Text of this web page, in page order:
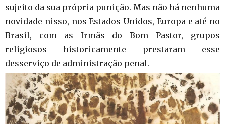
sujeito da sua própria punição. Mas não há nenhuma
novidade nisso, nos Estados Unidos, Europa e até no
Brasil, com as Irmãs do Bom Pastor, grupos
religiosos historicamente prestaram esse
desserviço de administração penal.